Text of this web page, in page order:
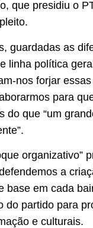
que presidiu o
guardadas as
linha política
nos forjar
para
do que “um
organizativo”
a
base em cada
do partido para
e culturais.